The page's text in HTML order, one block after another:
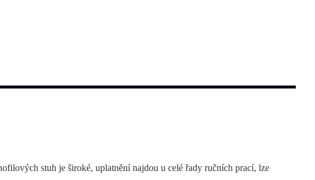
stuh je široké, uplatnění najdou u celé řady ručních prací, lze